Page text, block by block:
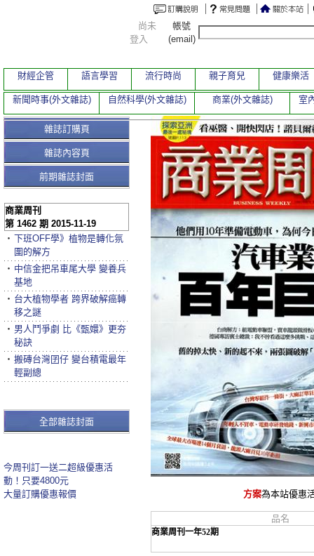
方案為本站優惠
品名
商業周刊一年52期
雜誌訂購頁
雜誌內容頁
前期雜誌封面
商業周刊
第 1462 期 2015-11-19
‧ 下班OFF學》植物是轉化氛
圍的解方
‧ 中信金把吊車尾大學 變養兵
基地
‧ 台大植物學者 跨界破解癌轉
移之謎
‧ 男人鬥爭劇 比《甄嬛》更夯
秘訣
‧ 搬磚台灣囝仔 變台積電最年
輕副總
全部雜誌封面
今周刊訂一送二超級優惠活
動！只要4800元
大量訂購優惠報價
尚未
登入
帳號
(email)
財經企管 語言學習 流行時尚 親子育兒 健康樂活
新聞時事(外文雜誌) 自然科學(外文雜誌) 商業(外文雜誌) 室